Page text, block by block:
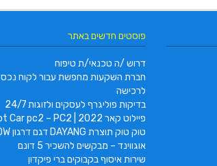
פוסטים חדשים באתר
דרוש /ה טכנאי/ת טיפוח
חברת השקעות מחפשת עבור לקוח נכס
לרכישה
בדיקות פוליגרף לעסקים ולזוגות 24/7
פיילוט קאר 2022 | Pilot Car pc2 – PC2
טוק טוק תוצרת DAYANG דגם דרגון 1000W
אוגווינד – מבקשים להשכיר 5 דונם
שירות איסוף בקבוקים ברי פיקדון